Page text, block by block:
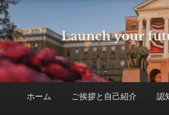
ホーム ご挨拶と自己紹介 認